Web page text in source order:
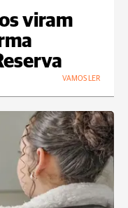
viram
VAMOS LER